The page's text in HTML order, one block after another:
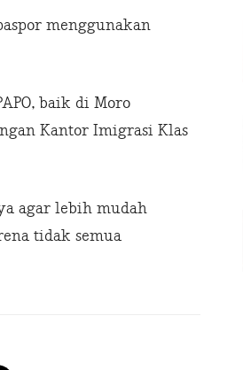
menggunakan
baik di Moro
Kantor Imigrasi Klas
agar lebih mudah
tidak semua